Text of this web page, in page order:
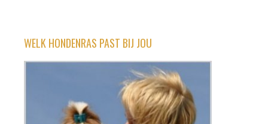
WELK HONDENRAS PAST BIJ JOU